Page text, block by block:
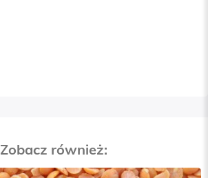
Zobacz również: